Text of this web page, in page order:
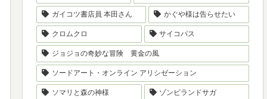
ガイコツ書店員 本田さん かぐや様は告らせたい
クロムクロ サイコパス
ジョジョの奇妙な冒険 黄金の風
ソードアート・オンライン アリシゼーション
ソマリと森の神様 ゾンビランドサガ